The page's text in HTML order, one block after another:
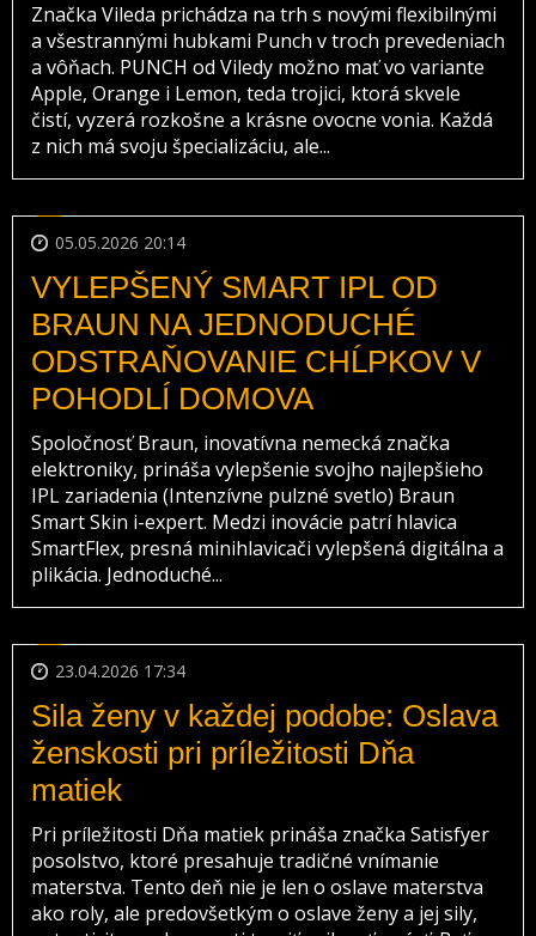
Značka Vileda prichádza na trh s novými flexibilnými
a všestrannými hubkami Punch v troch prevedeniach
a vôňach. PUNCH od Viledy možno mať vo variante
Apple, Orange i Lemon, teda trojici, ktorá skvele
čistí, vyzerá rozkošne a krásne ovocne vonia. Každá
z nich má svoju špecializáciu, ale...
05.05.2026 20:14
VYLEPŠENÝ SMART IPL OD
BRAUN NA JEDNODUCHÉ
ODSTRAŇOVANIE CHĹPKOV V
POHODLÍ DOMOVA
Spoločnosť Braun, inovatívna nemecká značka
elektroniky, prináša vylepšenie svojho najlepšieho
IPL zariadenia (Intenzívne pulzné svetlo) Braun
Smart Skin i-expert. Medzi inovácie patrí hlavica
SmartFlex, presná minihlavicači vylepšená digitálna a
plikácia. Jednoduché...
23.04.2026 17:34
Sila ženy v každej podobe: Oslava
ženskosti pri príležitosti Dňa
matiek
Pri príležitosti Dňa matiek prináša značka Satisfyer
posolstvo, ktoré presahuje tradičné vnímanie
materstva. Tento deň nie je len o oslave materstva
ako roly, ale predovšetkým o oslave ženy a jej sily,